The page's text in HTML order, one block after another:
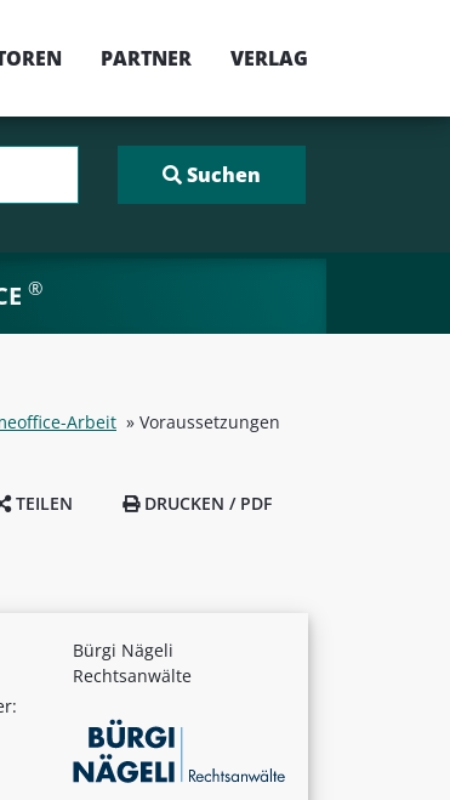
PARTNER VERLAG
®
Arbeit » Voraussetzungen
TEILEN DRUCKEN / PDF
Bürgi Nägeli
Rechtsanwälte